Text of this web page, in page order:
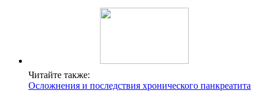
Читайте также:
Осложнения и последствия хронического панкреатита